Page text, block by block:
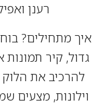
רענן ואפילו
מתחילים?
קיר תמונות או
את הלוק
מצעים